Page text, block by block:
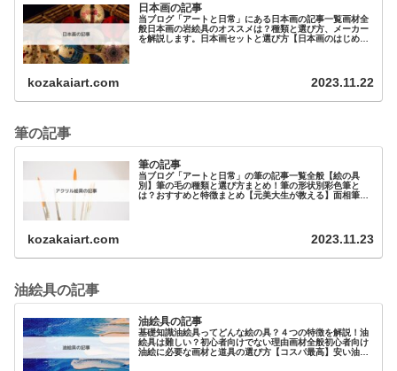
日本画の記事
当ブログ「アートと日常」にある日本画の記事一覧画材全
般日本画の岩絵具のオススメは？種類と選び方、メーカー
を解説します。日本画セットと選び方【日本画のはじめ
kozakaiart.com 2023.11.22
筆の記事
筆の記事
当ブログ「アートと日常」の筆の記事一覧全般【絵の具
別】筆の毛の種類と選び方まとめ！筆の形状別彩色筆と
は？おすすめと特徴まとめ【元美大生が教える】面相筆と
kozakaiart.com 2023.11.23
油絵具の記事
油絵具の記事
基礎知識油絵具ってどんな絵の具？４つの特徴を解説！油
絵具は難しい？初心者向けでない理由画材全般初心者向け
油絵に必要な画材と道具の選び方【コスパ最高】安い油絵